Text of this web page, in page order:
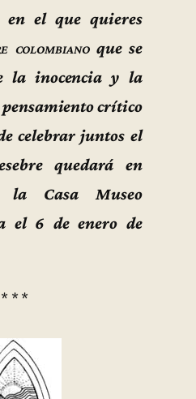
el que quieres
colombianoque se
la inocencia y la
pensamiento crítico
celebrar juntos el
quedará en
la Casa Museo
el 6 de enero de
* * *